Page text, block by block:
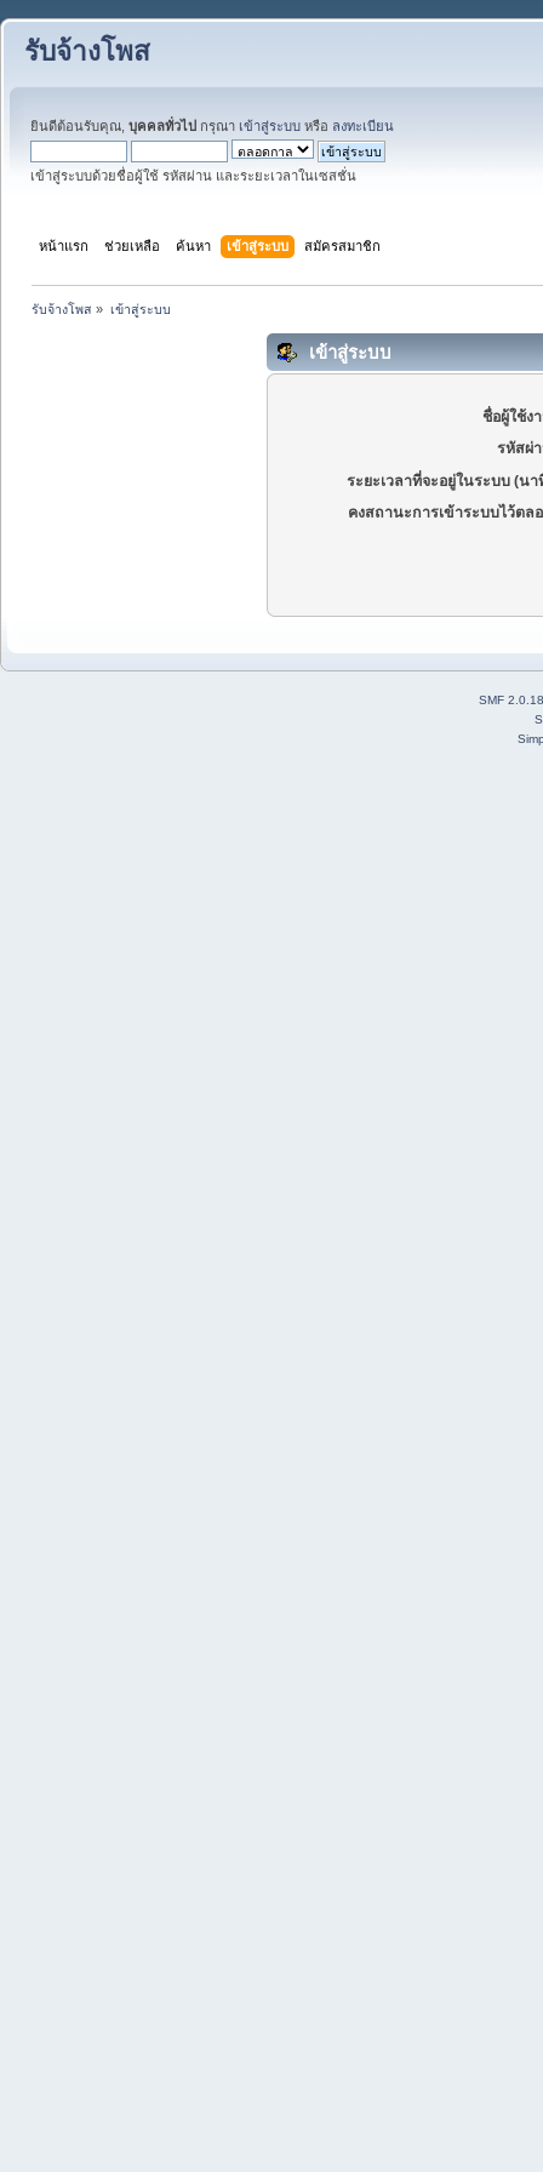
รับจ้างโพส
ยินดีต้อนรับคุณ, บุคคลทั่วไป กรุณา เข้าสู่ระบบ หรือ ลงทะเบียน
เข้าสู่ระบบด้วยชื่อผู้ใช้ รหัสผ่าน และระยะเวลาในเซสชั่น
หน้าแรก ช่วยเหลือ ค้นหา เข้าสู่ระบบ สมัครสมาชิก
รับจ้างโพส » เข้าสู่ระบบ
เข้าสู่ระบบ
ชื่อผู้ใช้ง
รหัสผ่
ระยะเวลาที่จะอยู่ในระบบ (นา
คงสถานะการเข้าระบบไว้ตล
SMF 2.0.18